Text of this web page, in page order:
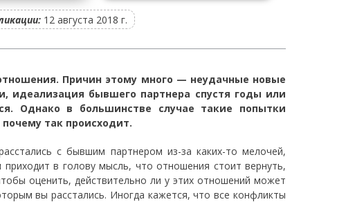
12 августа 2018 г.
Причин этому много — неудачные новые
идеализация бывшего партнера спустя годы или
Однако в большинстве случае такие попытки
так происходит.
с бывшим партнером из-за каких-то мелочей,
в голову мысль, что отношения стоит вернуть,
оценить, действительно ли у этих отношений может
вы расстались. Иногда кажется, что все конфликты